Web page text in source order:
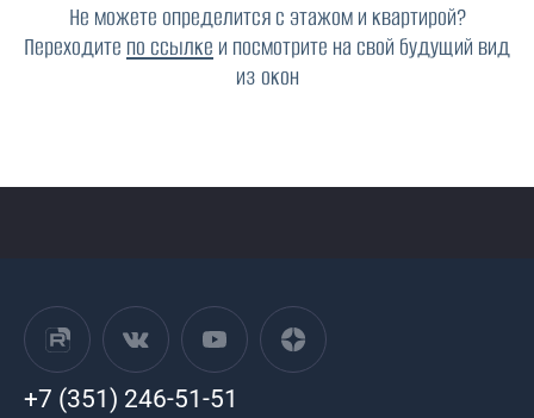
Не можете определится с этажом и квартирой?
Переходите по ссылке и посмотрите на свой будущий вид
из окон
+7 (351) 246-51-51